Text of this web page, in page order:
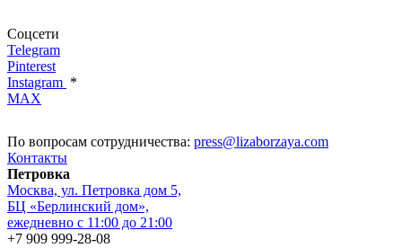
Соцсети
Telegram
Pinterest
Instagram *
MAX
По вопросам сотрудничества: press@lizaborzaya.com
Контакты
Петровка
Москва, ул. Петровка дом 5,
БЦ «Берлинский дом»,
ежедневно с 11:00 до 21:00
+7 909 999-28-08